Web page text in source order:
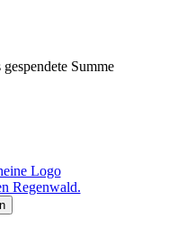
Regenwald.